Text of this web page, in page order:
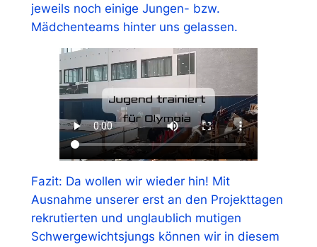
jeweils noch einige Jungen- bzw.
Mädchenteams hinter uns gelassen.
Fazit: Da wollen wir wieder hin! Mit
Ausnahme unserer erst an den Projekttagen
rekrutierten und unglaublich mutigen
Schwergewichtsjungs können wir in diesem